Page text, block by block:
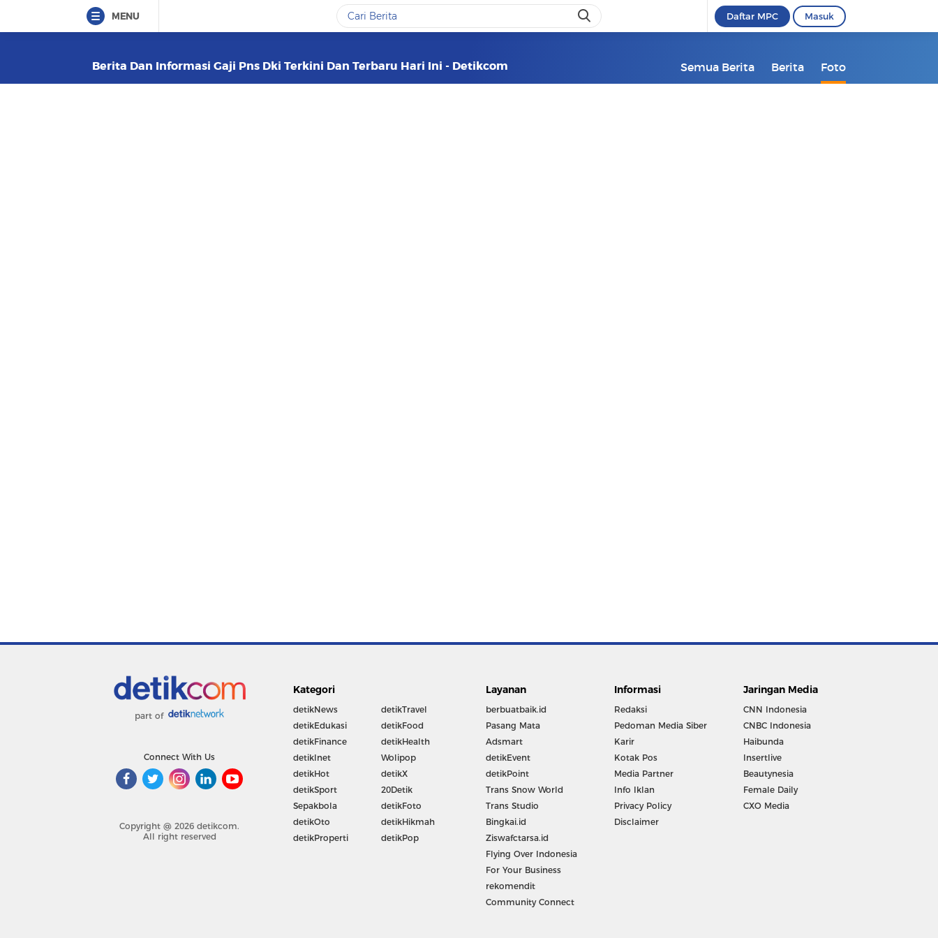
MENU Daftar MPC Masuk
Berita Dan Informasi Gaji Pns Dki Terkini Dan Terbaru Hari Ini - Detikcom Semua Berita Berita Foto
part of
Connect With Us
Copyright @ 2026 detikcom.
All right reserved
Kategori
detikNews
detikEdukasi
detikFinance
detikInet
detikHot
detikSport
Sepakbola
detikOto
detikProperti
detikTravel
detikFood
detikHealth
Wolipop
detikX
20Detik
detikFoto
detikHikmah
detikPop
Layanan
berbuatbaik.id
Pasang Mata
Adsmart
detikEvent
detikPoint
Trans Snow World
Trans Studio
Bingkai.id
Ziswafctarsa.id
Flying Over Indonesia
For Your Business
rekomendit
Community Connect
Informasi
Redaksi
Pedoman Media Siber
Karir
Kotak Pos
Media Partner
Info Iklan
Privacy Policy
Disclaimer
Jaringan Media
CNN Indonesia
CNBC Indonesia
Haibunda
Insertlive
Beautynesia
Female Daily
CXO Media